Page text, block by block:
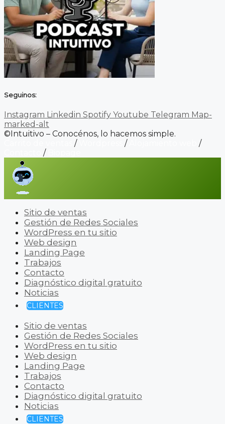
Seguinos:
Instagram Linkedin Spotify Youtube Telegram Map-
marked-alt
©Intuitivo – Conocénos, lo hacemos simple.
/ /
/
/
Sitio de ventas
Gestión de Redes Sociales
WordPress en tu sitio
Web design
Landing Page
Trabajos
Contacto
Diagnóstico digital gratuito
Noticias
CLIENTES
Sitio de ventas
Gestión de Redes Sociales
WordPress en tu sitio
Web design
Landing Page
Trabajos
Contacto
Diagnóstico digital gratuito
Noticias
CLIENTES